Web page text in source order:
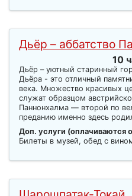
Дьёр – аббатство
10
Дьёр – уютный старинный
Дьёра - это отличный
века. Множество красивых
служат образцом
Паннонхалма — второй по
преданию именно здесь
Доп. услуги (оплачиваются
Билеты в музей, обед с